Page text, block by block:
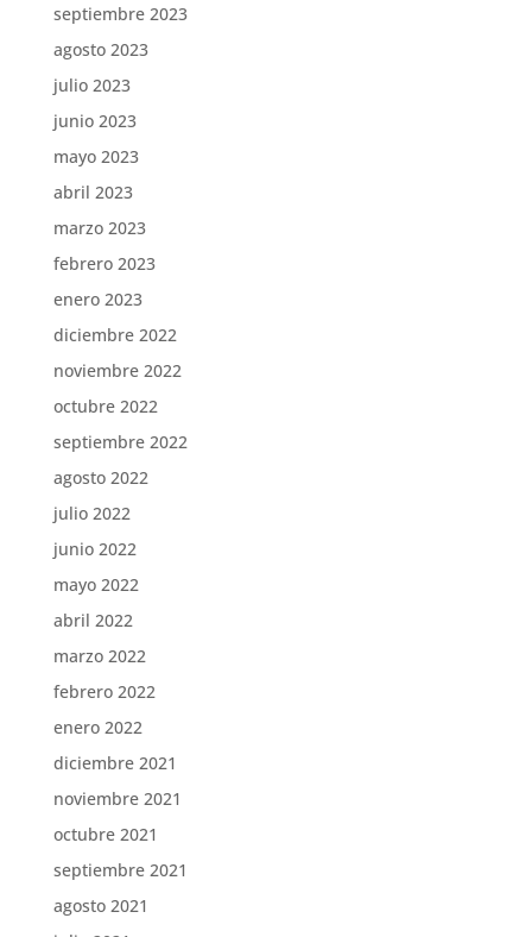
septiembre 2023
agosto 2023
julio 2023
junio 2023
mayo 2023
abril 2023
marzo 2023
febrero 2023
enero 2023
diciembre 2022
noviembre 2022
octubre 2022
septiembre 2022
agosto 2022
julio 2022
junio 2022
mayo 2022
abril 2022
marzo 2022
febrero 2022
enero 2022
diciembre 2021
noviembre 2021
octubre 2021
septiembre 2021
agosto 2021